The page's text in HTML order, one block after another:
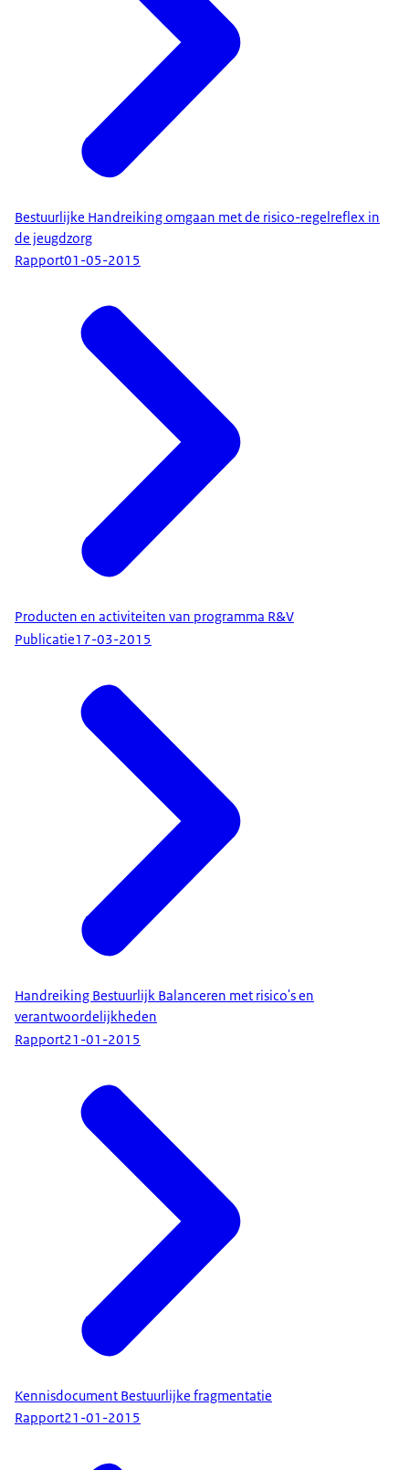
Bestuurlijke Handreiking omgaan met de risico-regelreflex in
de jeugdzorg
Rapport01-05-2015
Producten en activiteiten van programma R&V
Publicatie17-03-2015
Handreiking Bestuurlijk Balanceren met risico's en
verantwoordelijkheden
Rapport21-01-2015
Kennisdocument Bestuurlijke fragmentatie
Rapport21-01-2015